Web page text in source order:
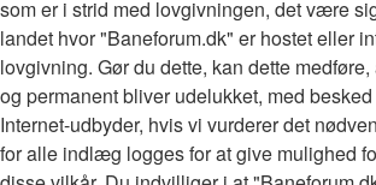
som er i strid med lovgivningen, det være
landet hvor "Baneforum.dk" er hostet eller
lovgivning. Gør du dette, kan dette
og permanent bliver udelukket, med
Internet-udbyder, hvis vi vurderer det
for alle indlæg logges for at give mulighed